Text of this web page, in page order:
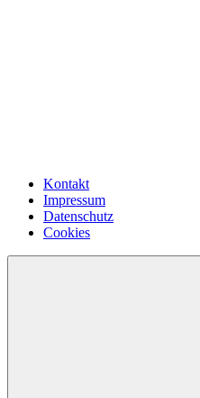
Kontakt
Impressum
Datenschutz
Cookies